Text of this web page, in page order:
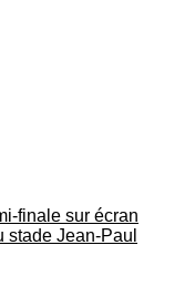
finale sur écran
stade Jean-Paul